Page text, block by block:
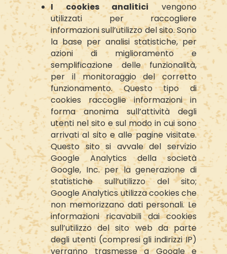
I cookies analitici vengono
utilizzati per raccogliere
informazioni sull’utilizzo del sito. Sono
la base per analisi statistiche, per
azioni di miglioramento e
semplificazione delle funzionalità,
per il monitoraggio del corretto
funzionamento. Questo tipo di
cookies raccoglie informazioni in
forma anonima sull’attività degli
utenti nel sito e sul modo in cui sono
arrivati al sito e alle pagine visitate.
Questo sito si avvale del servizio
Google Analytics della società
Google, Inc. per la generazione di
statistiche sull’utilizzo del sito;
Google Analytics utilizza cookies che
non memorizzano dati personali. Le
informazioni ricavabili dai cookies
sull’utilizzo del sito web da parte
degli utenti (compresi gli indirizzi IP)
verranno trasmesse a Google e